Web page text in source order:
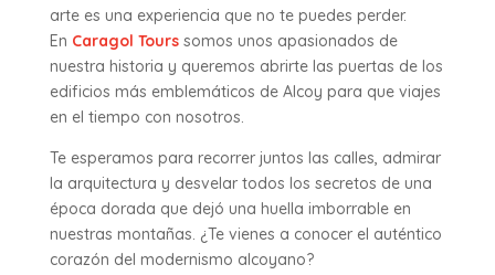
arte es una experiencia que no te puedes perder.
En Caragol Tourssomos unos apasionados de
nuestra historia y queremos abrirte las puertas de los
edificios más emblemáticos de Alcoy para que viajes
en el tiempo con nosotros.
Te esperamos para recorrer juntos las calles, admirar
la arquitectura y desvelar todos los secretos de una
época dorada que dejó una huella imborrable en
nuestras montañas. ¿Te vienes a conocer el auténtico
corazón del modernismo alcoyano?